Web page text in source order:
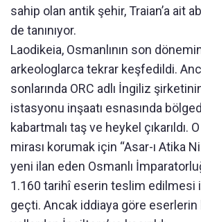
sahip olan antik şehir, Traian’a ait
de tanınıyor.
Laodikeia, Osmanlının son
arkeologlarca tekrar keşfedildi.
sonlarında ORC adlı İngiliz
istasyonu inşaatı esnasında
kabartmalı taş ve heykel çıkarıldı.
mirası korumak için “Asar-ı Atika
yeni ilan eden Osmanlı
1.160 tarihî eserin teslim edilmesi
geçti. Ancak iddiaya göre eserlerin